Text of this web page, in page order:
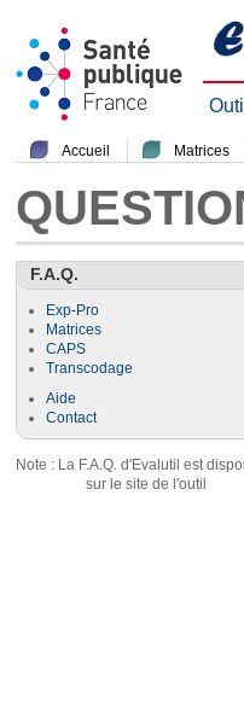
Accueil Matrices
F.A.Q.
Exp-Pro
Matrices
CAPS
Transcodage
Aide
Contact
Note : La F.A.Q. d'Evalutil est
sur le site de l'outil